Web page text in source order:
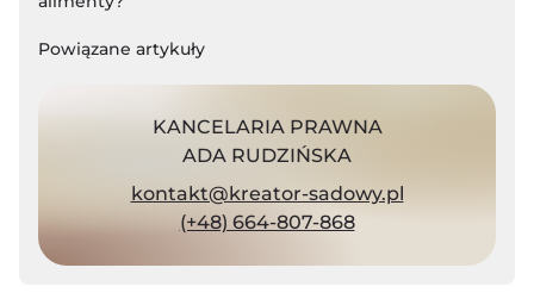
Powiązane artykuły
KANCELARIA PRAWNA
ADA RUDZIŃSKA
kontakt@kreator-sadowy.pl
(+48) 664-807-868